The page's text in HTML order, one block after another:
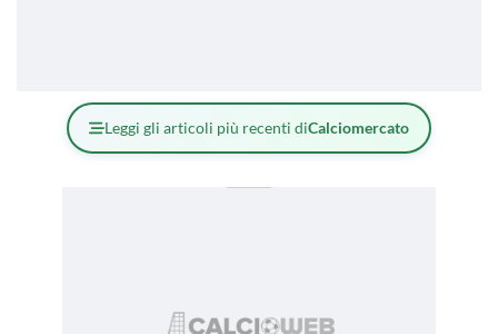
Leggi gli articoli più recenti diCalciomercato